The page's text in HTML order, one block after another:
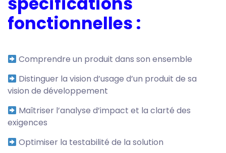
fonctionnelles :
Comprendre un produit dans son ensemble
Distinguer la vision d’usage d’un produit de sa
vision de développement
Maîtriser l’analyse d’impact et la clarté des
exigences
Optimiser la testabilité de la solution